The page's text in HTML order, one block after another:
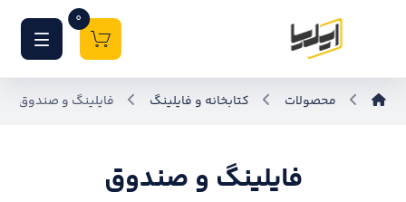
0
محصولات کتابخانه و فایلینگ فایلینگ و صندوق
فایلینگ و صندوق